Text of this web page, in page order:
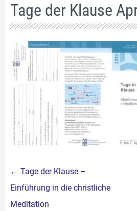
Tage der Klause
Beitragsnavigation
← Tage der Klause –
Einführung in die christliche
Meditation